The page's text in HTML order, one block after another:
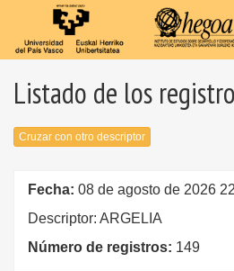
Listado de los
Cruzar con otro descriptor
Fecha: 08 de agosto de 2026
Descriptor: ARGELIA
Número de registros: 149